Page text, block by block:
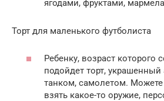
ягодами, фруктами,
Торт для маленького футболиста
Ребенку, возраст которого
подойдет торт,
танком, самолетом.
взять какое-то оружие,